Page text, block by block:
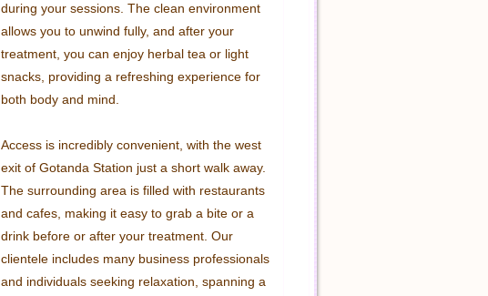
during your sessions. The clean environment
allows you to unwind fully, and after your
treatment, you can enjoy herbal tea or light
snacks, providing a refreshing experience for
both body and mind.
Access is incredibly convenient, with the west
exit of Gotanda Station just a short walk away.
The surrounding area is filled with restaurants
and cafes, making it easy to grab a bite or a
drink before or after your treatment. Our
clientele includes many business professionals
and individuals seeking relaxation, spanning a